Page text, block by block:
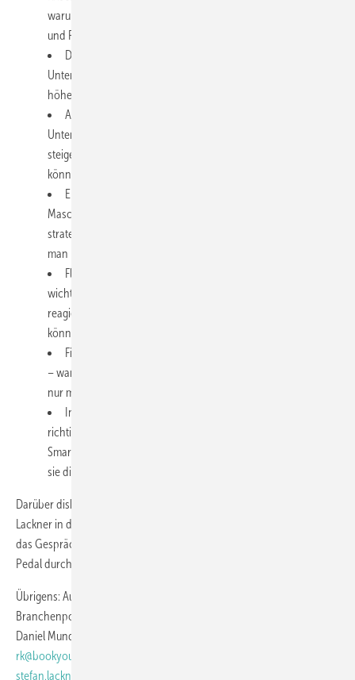
warum es sich lohnen kann, genau jetzt in neue Maschinen
und Prozesse zu investieren.
Durchsatz erhöhen oder Qualität steigern?: Sollten
Unternehmen auf Masse setzen oder ihre Produkte in einem
höherwertigen Segment platzieren?
Automatisierung als Lösung für den Fachkräftemangel: Wie
Unternehmen durch Automatisierung nicht nur Effizienz
steigern, sondern auch dem Arbeitskräftemangel begegnen
können.
Ersatzinvestitionen als strategischer Vorteil: Eine neue
Maschine ist nicht nur eine Notwendigkeit – sie kann auch zur
strategischen Neuausrichtung genutzt werden. Aber wie plant
man richtig?
Flexibilität und Agilität als Erfolgsfaktoren: Warum es heute
wichtiger denn je ist, flexibel auf Marktveränderungen zu
reagieren und wie Unternehmen ihre Strukturen anpassen
können, um schneller auf Innovationen zu reagieren.
Finanzierung von Investitionen: Mut zur Fremdfinanzierung
– wann es sinnvoll ist, auf größere Schritte zu setzen und nicht
nur mit Eigenkapital kleine Schritte zu gehen.
Innovationsführer oder Follower?: Die Diskussion über den
richtigen Zeitpunkt für Investitionen in neue Technologien wie
Smart Home und wie Unternehmen entscheiden können, ob
sie die Innovation anführen oder nachziehen wollen.
Darüber diskutieren Stefan Lackner, Reinhold Kober und Dr. Stefan
Lackner in der neuesten Ausgabe der Podcasts Drivers' Seat – und
das Gespräch trägt vielleicht dazu bei, dass Sie demnächst wieder das
Pedal durchtreten können.
Übrigens: Auch Sie können ein
Branchenpodcast
Daniel Mund (
rk@bookyourvideo.com
stefan.lackner@erentum.com